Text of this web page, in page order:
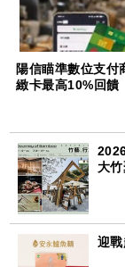
陽信瞄準數位支付
緻卡最高10%回饋
大
迎